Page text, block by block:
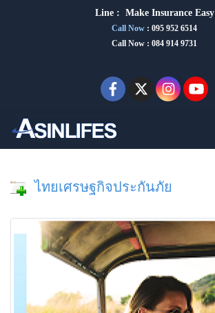
Line : Make Insurance Easy
Call Now : 095 952 6514
Call Now : 084 914 9731
ไทยเศรษฐกิจประกันภัย